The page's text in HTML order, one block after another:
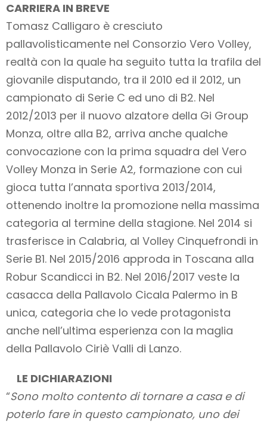
CARRIERA IN BREVE
Tomasz Calligaro è cresciuto
pallavolisticamente nel Consorzio Vero Volley,
realtà con la quale ha seguito tutta la trafila del
giovanile disputando, tra il 2010 ed il 2012, un
campionato di Serie C ed uno di B2. Nel
2012/2013 per il nuovo alzatore della Gi Group
Monza, oltre alla B2, arriva anche qualche
convocazione con la prima squadra del Vero
Volley Monza in Serie A2, formazione con cui
gioca tutta l’annata sportiva 2013/2014,
ottenendo inoltre la promozione nella massima
categoria al termine della stagione. Nel 2014 si
trasferisce in Calabria, al Volley Cinquefrondi in
Serie B1. Nel 2015/2016 approda in Toscana alla
Robur Scandicci in B2. Nel 2016/2017 veste la
casacca della Pallavolo Cicala Palermo in B
unica, categoria che lo vede protagonista
anche nell’ultima esperienza con la maglia
della Pallavolo Ciriè Valli di Lanzo.
LE DICHIARAZIONI
“Sono molto contento di tornare a casa e di
poterlo fare in questo campionato, uno dei